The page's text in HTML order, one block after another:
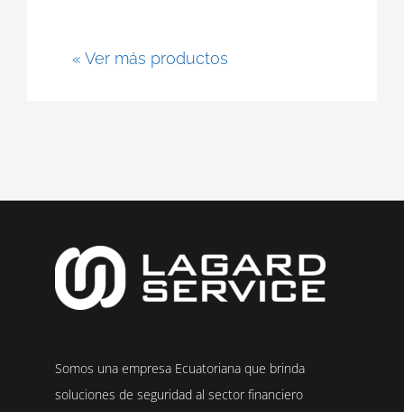
« Ver más productos
Somos una empresa Ecuatoriana que brinda
soluciones de seguridad al sector financiero